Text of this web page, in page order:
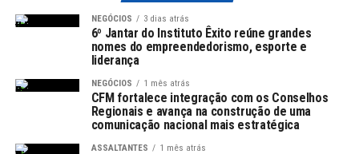
Atualmente, o programa oferece um total de 41 itens
disponíveis gratuitamente. Esses medicamentos incluem
tratamentos para doenças comuns como diabetes,
hipertensão e asma, além de fraldas geriátricas e
absorventes higiênicos. O foco do Farmácia Popular é
disponibilizar medicamentos essenciais que promovem a
saúde da população brasileira.
NEGÓCIOS 3 dias atrás
6º Jantar do Instituto Êxito reúne grandes
nomes do empreendedorismo, esporte e
liderança
NEGÓCIOS 1 mês atrás
CFM fortalece integração com os Conselhos
Regionais e avança na construção de uma
comunicação nacional mais estratégica
ASSALTANTES 1 mês atrás